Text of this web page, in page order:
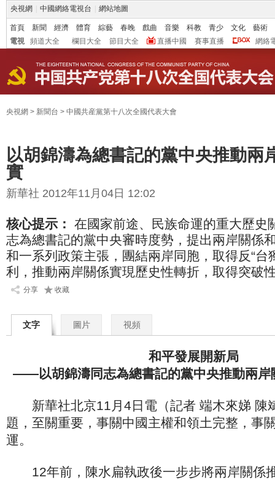
央視網 中國網絡電視台 網站地圖
首頁 新聞 經濟 體育 綜藝 春晚 戲曲 音樂 科教 青少 文化
藝術
電視
頻道大全 欄目大全 節目大全 直播中國 賽事直播 網絡
央視網 > 新聞台 > 中國共産黨第十八次全國代表大會
以胡錦濤為總書記的黨中央推動兩
實
新華社 2012年11月04日 12:02
核心提示： 在國家前途、民族命運的重大歷史
志為總書記的黨中央審時度勢，提出兩岸關係
和一系列政策主張，團結兩岸同胞，取得反“台
利，推動兩岸關係實現歷史性轉折，取得突破
分享 收藏
文字 圖片 視頻
和平發展開新局
——以胡錦濤同志為總書記的黨中央推動兩岸
新華社北京11月4日電（記者 端木來娣 陳
題，至關重要，事關中國主權和領土完整，事
運。
12年前，陳水扁執政後一步步將兩岸關係